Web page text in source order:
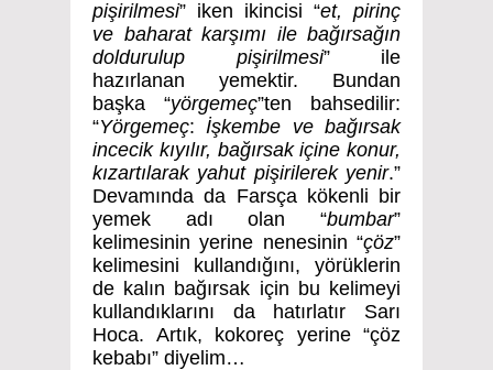
pişirilmesi” iken ikincisi “et, pirinç
ve baharat karşımı ile bağırsağın
doldurulup pişirilmesi” ile
hazırlanan yemektir. Bundan
başka “yörgemeç”ten bahsedilir:
“Yörgemeç: İşkembe ve bağırsak
incecik kıyılır, bağırsak içine konur,
kızartılarak yahut pişirilerek yenir.”
Devamında da Farsça kökenli bir
yemek adı olan “bumbar”
kelimesinin yerine nenesinin “çöz”
kelimesini kullandığını, yörüklerin
de kalın bağırsak için bu kelimeyi
kullandıklarını da hatırlatır Sarı
Hoca. Artık, kokoreç yerine “çöz
kebabı” diyelim…